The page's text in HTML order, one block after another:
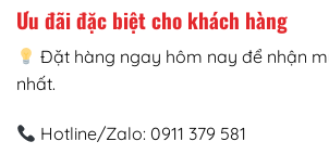
Ưu đãi đặc biệt cho khách hàng
Đặt hàng ngay hôm nay để nhận
nhất.
Hotline/Zalo: 0911 379 581